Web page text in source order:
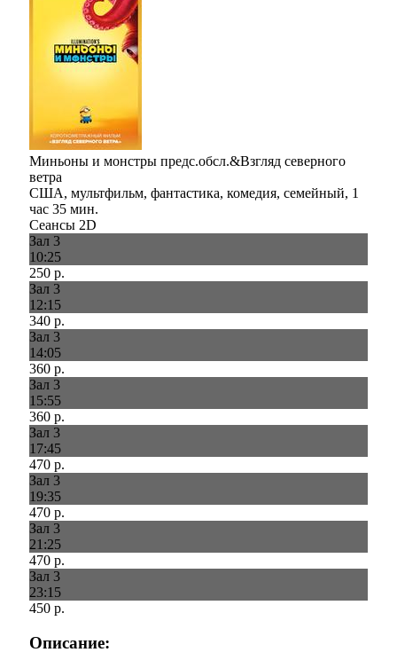
Миньоны и монстры предс.обсл.&Взгляд северного
ветра
США, мультфильм, фантастика, комедия, семейный, 1
час 35 мин.
Сеансы 2D
Зал 3
10:25
250 р.
Зал 3
12:15
340 р.
Зал 3
14:05
360 р.
Зал 3
15:55
360 р.
Зал 3
17:45
470 р.
Зал 3
19:35
470 р.
Зал 3
21:25
470 р.
Зал 3
23:15
450 р.
Описание: